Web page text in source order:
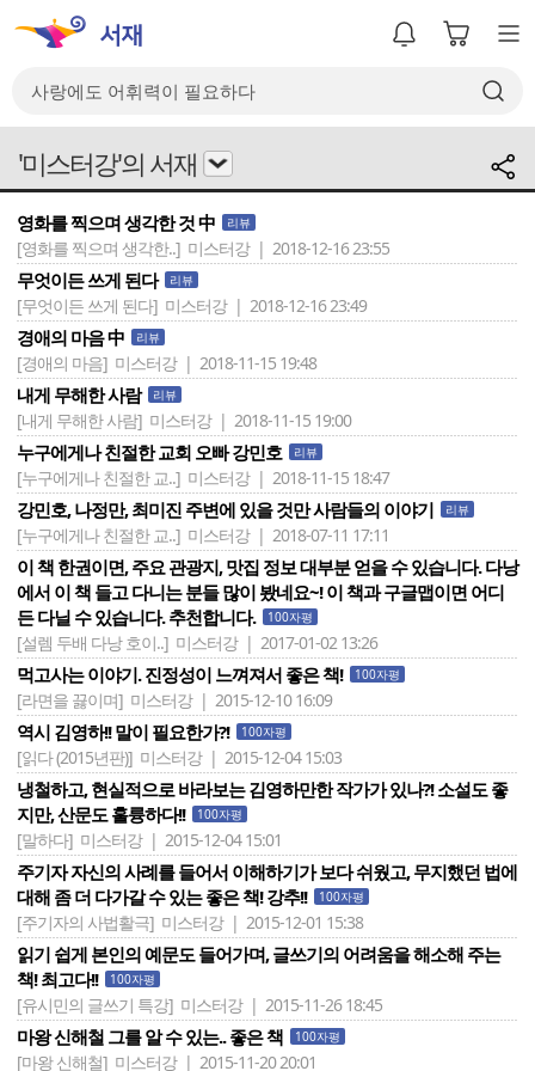
'미스터강'의 서재
영화를 찍으며 생각한 것 中 리뷰
[영화를 찍으며 생각한..] 미스터강 | 2018-12-16 23:55
무엇이든 쓰게 된다 리뷰
[무엇이든 쓰게 된다] 미스터강 | 2018-12-16 23:49
경애의 마음 中 리뷰
[경애의 마음] 미스터강 | 2018-11-15 19:48
내게 무해한 사람 리뷰
[내게 무해한 사람] 미스터강 | 2018-11-15 19:00
누구에게나 친절한 교회 오빠 강민호 리뷰
[누구에게나 친절한 교..] 미스터강 | 2018-11-15 18:47
강민호, 나정만, 최미진 주변에 있을 것만 사람들의 이야기 리뷰
[누구에게나 친절한 교..] 미스터강 | 2018-07-11 17:11
이 책 한권이면, 주요 관광지, 맛집 정보 대부분 얻을 수 있습니다. 다낭
에서 이 책 들고 다니는 분들 많이 봤네요~! 이 책과 구글맵이면 어디
든 다닐 수 있습니다. 추천합니다.
100자평
[설렘 두배 다낭 호이..] 미스터강 | 2017-01-02 13:26
먹고사는 이야기. 진정성이 느껴져서 좋은 책! 100자평
[라면을 끓이며] 미스터강 | 2015-12-10 16:09
역시 김영하!! 말이 필요한가?! 100자평
[읽다 (2015년판)] 미스터강 | 2015-12-04 15:03
냉철하고, 현실적으로 바라보는 김영하만한 작가가 있나?! 소설도 좋
지만, 산문도 훌륭하다!!
100자평
[말하다] 미스터강 | 2015-12-04 15:01
주기자 자신의 사례를 들어서 이해하기가 보다 쉬웠고, 무지했던 법에
대해 좀 더 다가갈 수 있는 좋은 책! 강추!!
100자평
[주기자의 사법활극] 미스터강 | 2015-12-01 15:38
읽기 쉽게 본인의 예문도 들어가며, 글쓰기의 어려움을 해소해 주는
책! 최고다!!
100자평
[유시민의 글쓰기 특강] 미스터강 | 2015-11-26 18:45
마왕 신해철 그를 알 수 있는.. 좋은 책 100자평
[마왕 신해철] 미스터강 | 2015-11-20 20:01